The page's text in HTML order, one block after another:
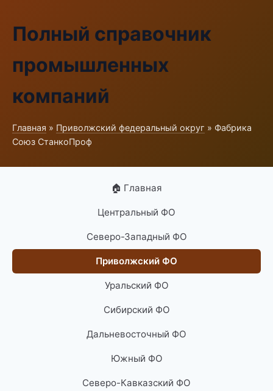
Полный справочник
промышленных
компаний
Главная » Приволжский федеральный округ » Фабрика
Союз СтанкоПроф
🏠 Главная
Центральный ФО
Северо-Западный ФО
Приволжский ФО
Уральский ФО
Сибирский ФО
Дальневосточный ФО
Южный ФО
Северо-Кавказский ФО